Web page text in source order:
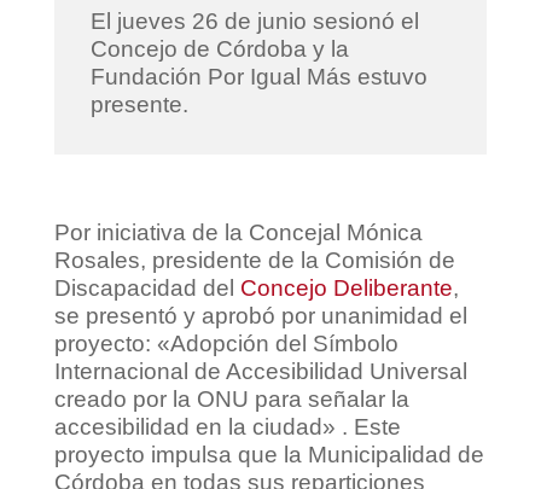
El jueves 26 de junio sesionó el
Concejo de Córdoba y la
Fundación Por Igual Más estuvo
presente.
Por iniciativa de la Concejal Mónica
Rosales, presidente de la Comisión de
Discapacidad del Concejo Deliberante,
se presentó y aprobó por unanimidad el
proyecto: «Adopción del Símbolo
Internacional de Accesibilidad Universal
creado por la ONU para señalar la
accesibilidad en la ciudad» . Este
proyecto impulsa que la Municipalidad de
Córdoba en todas sus reparticiones